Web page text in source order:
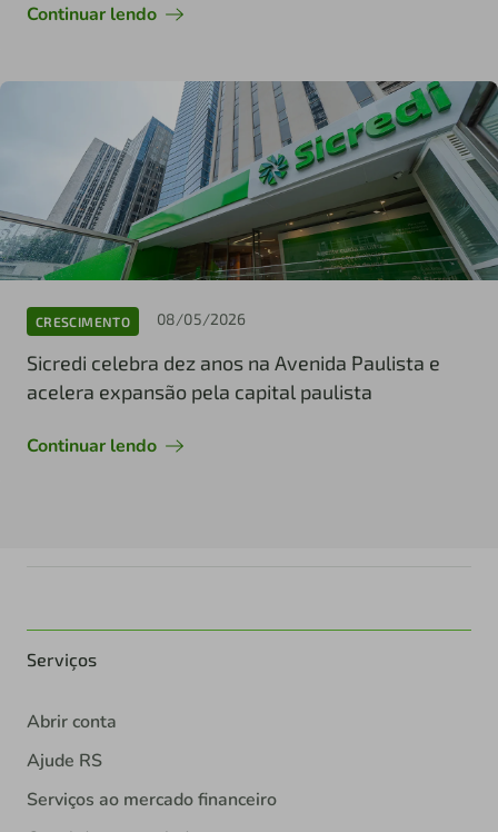
Continuar lendo
CRESCIMENTO 08/05/2026
Sicredi celebra dez anos na Avenida Paulista e
acelera expansão pela capital paulista
Continuar lendo
Serviços
Abrir conta
Ajude RS
Serviços ao mercado financeiro